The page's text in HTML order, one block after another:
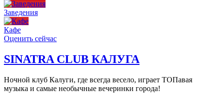
Заведения
Кафе
Оценить сейчас
SINATRA CLUB КАЛУГА
Ночной клуб Калуги, где всегда весело, играет ТОПавая
музыка и самые необычные вечеринки города!